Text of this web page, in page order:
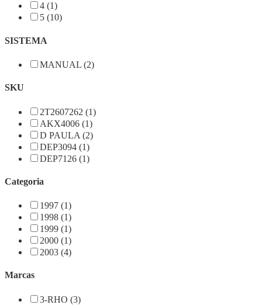
4 (1)
5 (10)
SISTEMA
MANUAL (2)
SKU
2T2607262 (1)
AKX4006 (1)
D PAULA (2)
DEP3094 (1)
DEP7126 (1)
Categoria
1997 (1)
1998 (1)
1999 (1)
2000 (1)
2003 (4)
Marcas
3-RHO (3)